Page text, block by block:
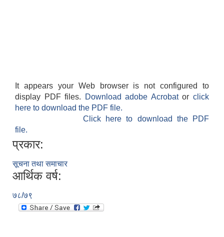
It appears your Web browser is not configured to
display PDF files.
Download adobe Acrobatorclick
here to download the PDF file.
Click here to download the PDF
file.
प्रकार:
सूचना तथा समाचार
आर्थिक वर्ष:
७८/७९